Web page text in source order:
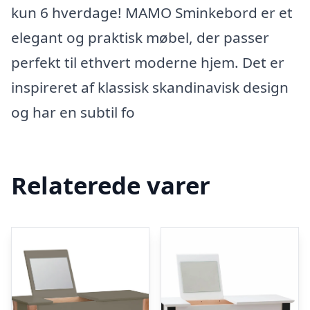
kun 6 hverdage! MAMO Sminkebord er et
elegant og praktisk møbel, der passer
perfekt til ethvert moderne hjem. Det er
inspireret af klassisk skandinavisk design
og har en subtil fo
Relaterede varer